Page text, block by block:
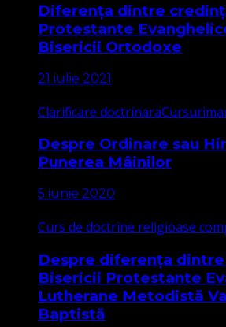
Diferența dintre
Protestante
Bisericii Ortodoxe
21 iulie 2021
Clarificare doctrinaraCursuri
Despre Ordinare sau
Punerea Mâinilor
5 iunie 2020
Curs de doctrine religioase
Despre diferența
Bisericii Protestante
Lutherane Metodistă
Baptistă